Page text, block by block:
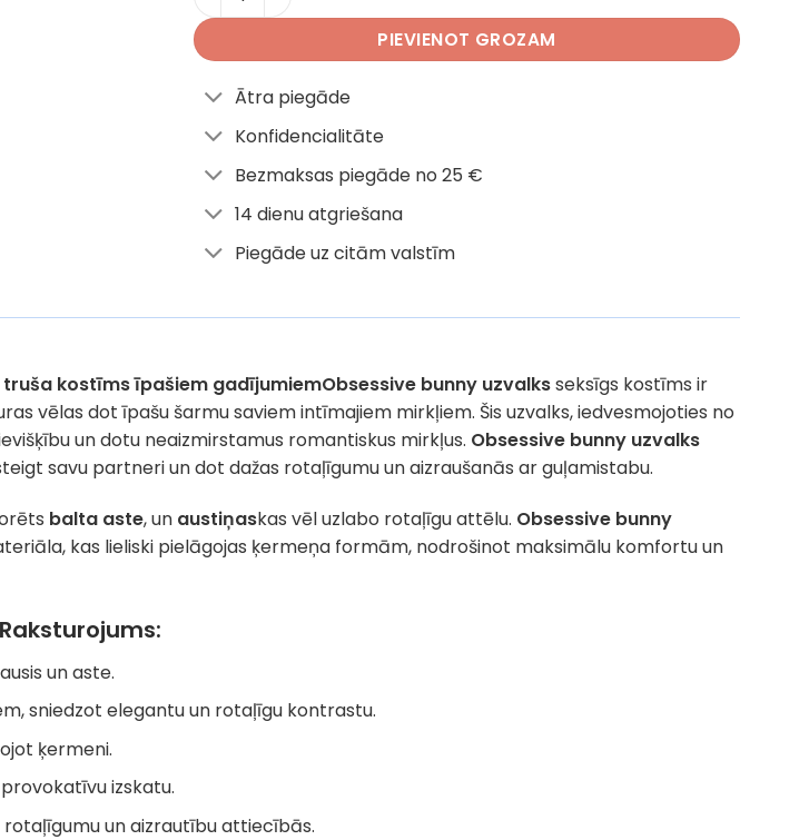
PIEVIENOT GROZAM
Ātra piegāde
Konfidencialitāte
Bezmaksas piegāde no 25 €
14 dienu atgriešana
Piegāde uz citām valstīm
truša kostīms īpašiem gadījumiemObsessive bunny uzvalksseksīgs kostīms ir
vēlas dot īpašu šarmu saviem intīmajiem mirkļiem. Šis uzvalks, iedvesmojoties no
un dotu neaizmirstamus romantiskus mirkļus. Obsessive bunny uzvalks
savu partneri un dot dažas rotaļīgumu un aizraušanās ar guļamistabu.
balta aste, un austiņaskas vēl uzlabo rotaļīgu attēlu. Obsessive bunny
kas lieliski pielāgojas ķermeņa formām, nodrošinot maksimālu komfortu un
Raksturojums:
un aste.
sniedzot elegantu un rotaļīgu kontrastu.
ķermeni.
izskatu.
rotaļīgumu un aizrautību attiecībās.